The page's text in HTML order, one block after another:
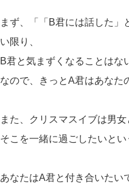
まず、「「B君には話した
い限り、
B君と気まずくなることはな
なので、きっとA君はあなた
また、クリスマスイブは男女
そこを一緒に過ごしたいと
あなたはA君と付き合いたい